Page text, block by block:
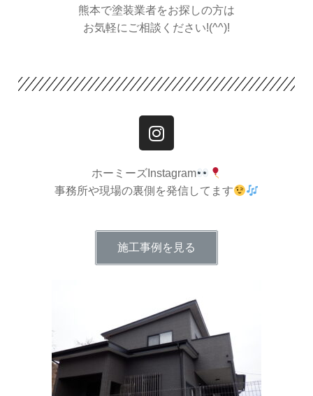
熊本で塗装業者をお探しの方は
お気軽にご相談ください!(^^)!
ホーミーズInstagram
事務所や現場の裏側を発信してます
施工事例を見る